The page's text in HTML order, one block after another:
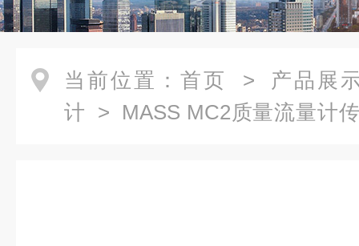
当前位置： 首页 > 产品展
计 > MASS MC2质量流量计